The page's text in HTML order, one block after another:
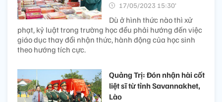
17/05/2023 15:30’
Dù ở hình thức nào thì xử
phạt, kỷ luật trong trường học đều phải hướng đến việc
giáo dục thay đổi nhận thức, hành động của học sinh
theo hướng tích cực.
Quảng Trị: Đón nhận hài cốt
liệt sĩ từ tỉnh Savannakhet,
Lào